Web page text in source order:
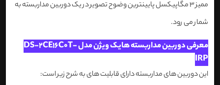
ممیز 3 مگاپیکسل پایینترین وضوح تصویر در یک دوربین مداربسته به
شمار می رود.
معرفی دوربین مداربسته هایک ویژن مدل DS-2CE16C0T-
IRP
این دوربین های مداربسته دارای قابلیت های به شرح زیر است: